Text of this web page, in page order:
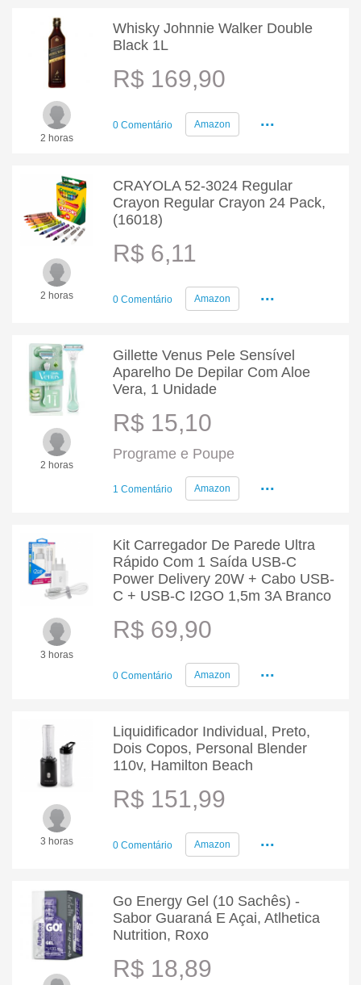
2 horas
Whisky Johnnie Walker Double
Black 1L
R$ 169,90
0 Comentário Amazon ...
2 horas
CRAYOLA 52-3024 Regular
Crayon Regular Crayon 24 Pack,
(16018)
R$ 6,11
0 Comentário Amazon ...
2 horas
Gillette Venus Pele Sensível
Aparelho De Depilar Com Aloe
Vera, 1 Unidade
R$ 15,10
Programe e Poupe
1 Comentário Amazon ...
3 horas
Kit Carregador De Parede Ultra
Rápido Com 1 Saída USB-C
Power Delivery 20W + Cabo USB-
C + USB-C I2GO 1,5m 3A Branco
R$ 69,90
0 Comentário Amazon ...
3 horas
Liquidificador Individual, Preto,
Dois Copos, Personal Blender
110v, Hamilton Beach
R$ 151,99
0 Comentário Amazon ...
Go Energy Gel (10 Sachês) -
Sabor Guaraná E Açai, Atlhetica
Nutrition, Roxo
R$ 18,89